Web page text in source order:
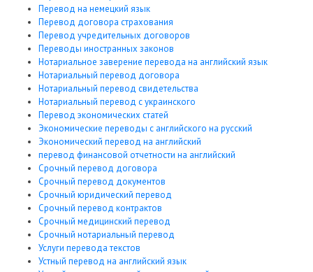
Перевод на немецкий язык
Перевод договора страхования
Перевод учредительных договоров
Переводы иностранных законов
Нотариальное заверение перевода на английский язык
Нотариальный перевод договора
Нотариальный перевод свидетельства
Нотариальный перевод с украинского
Перевод экономических статей
Экономические переводы с английского на русский
Экономический перевод на английский
перевод финансовой отчетности на английский
Срочный перевод договора
Срочный перевод документов
Срочный юридический перевод
Срочный перевод контрактов
Срочный медицинский перевод
Срочный нотариальный перевод
Услуги перевода текстов
Устный перевод на английский язык